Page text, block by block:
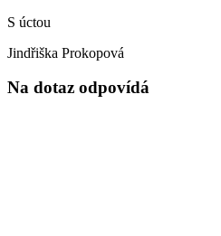
S úctou
Jindřiška Prokopová
Na dotaz odpovídá